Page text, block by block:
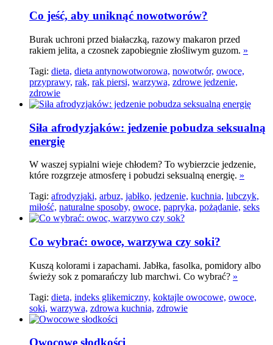
Co jeść, aby uniknąć nowotworów?
Burak uchroni przed białaczką, razowy makaron przed
rakiem jelita, a czosnek zapobiegnie złośliwym guzom. »
Tagi: dieta, dieta antynowotworowa, nowotwór, owoce,
przyprawy, rak, rak piersi, warzywa, zdrowe jedzenie,
zdrowie
Siła afrodyzjaków: jedzenie pobudza seksualną
energię
W waszej sypialni wieje chłodem? To wybierzcie jedzenie,
które rozgrzeje atmosferę i pobudzi seksualną energię. »
Tagi: afrodyzjaki, arbuz, jabłko, jedzenie, kuchnia, lubczyk,
miłość, naturalne sposoby, owoce, papryka, pożądanie, seks
Co wybrać: owoce, warzywa czy soki?
Kuszą kolorami i zapachami. Jabłka, fasolka, pomidory albo
świeży sok z pomarańczy lub marchwi. Co wybrać? »
Tagi: dieta, indeks glikemiczny, koktajle owocowe, owoce,
soki, warzywa, zdrowa kuchnia, zdrowie